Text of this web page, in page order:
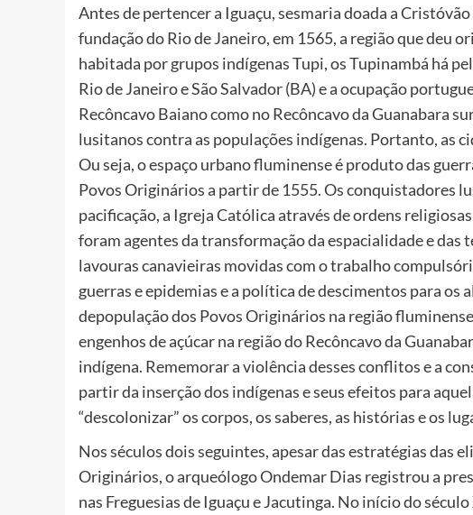
Antes de pertencer a Iguaçu, sesmaria doada a
fundação do Rio de Janeiro, em 1565, a região que deu
habitada por grupos indígenas Tupi, os Tupinambá há
Rio de Janeiro e São Salvador (BA) e a ocupação
Recôncavo Baiano como no Recôncavo da Guanabara
lusitanos contra as populações indígenas. Portanto, as
Ou seja, o espaço urbano fluminense é produto das
Povos Originários a partir de 1555. Os conquistadores
pacificação, a Igreja Católica através de ordens
foram agentes da transformação da espacialidade e
lavouras canavieiras movidas com o trabalho
guerras e epidemias e a política de descimentos para os
depopulação dos Povos Originários na região
engenhos de açúcar na região do Recôncavo da
indígena. Rememorar a violência desses conflitos e a
partir da inserção dos indígenas e seus efeitos para
“descolonizar” os corpos, os saberes, as histórias e os
Nos séculos dois seguintes, apesar das estratégias das
Originários, o arqueólogo Ondemar Dias registrou a
nas Freguesias de Iguaçu e Jacutinga. No início do